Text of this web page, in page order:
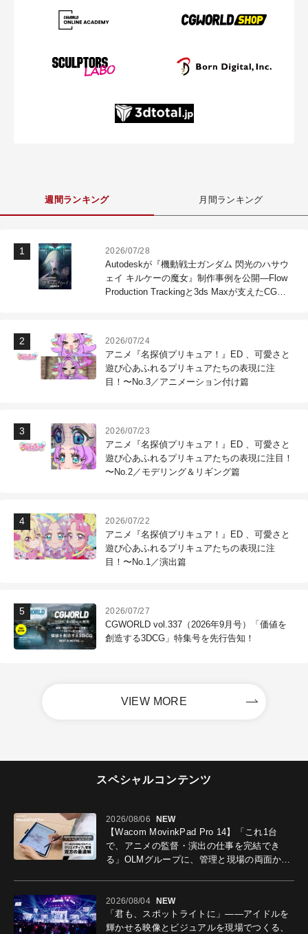
週間ランキング 月間ランキング
2026/07/28
Autodeskが『機動戦士ガンダム 閃光のハサウ
ェイ キルケーの魔女』制作事例を公開―Flow
Production Trackingと3ds Maxが支えたCG制
2026/07/24
アニメ『名探偵プリキュア！』ED 、可愛さと
遊び心あふれるプリキュアたちの表現に注
目！〜No.3／アニメーション付け篇
2026/07/23
アニメ『名探偵プリキュア！』ED 、可愛さと
遊び心あふれるプリキュアたちの表現に注目！
〜No.2／モデリング＆リギング篇
2026/07/22
アニメ『名探偵プリキュア！』ED 、可愛さと
遊び心あふれるプリキュアたちの表現に注
目！〜No.1／演出篇
2026/07/27
CGWORLD vol.337（2026年9月号）「価値を
創造する3DCG」特集号を先行告知！
VIEW MORE
スペシャルコンテンツ
2026/08/06 NEW
【Wacom MovinkPad Pro 14】「これ1台
で、アニメの監督・演出の仕事を完結でき
る」OLMグループに、管理と現場の両面から
2026/08/04 NEW
「君も、スポットライトに」――アイドルを
輝かせる映像とビジュアルを現場でつくる、